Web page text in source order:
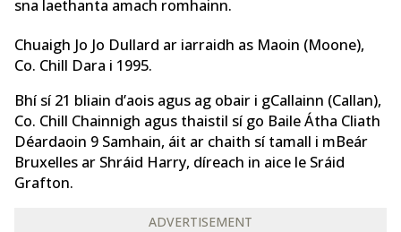
sna laethanta amach romhainn.
Chuaigh Jo Jo Dullard ar iarraidh as Maoin (Moone),
Co. Chill Dara i 1995.
Bhí sí 21 bliain d’aois agus ag obair i gCallainn (Callan),
Co. Chill Chainnigh agus thaistil sí go Baile Átha Cliath
Déardaoin 9 Samhain, áit ar chaith sí tamall i mBeár
Bruxelles ar Shráid Harry, díreach in aice le Sráid
Grafton.
ADVERTISEMENT